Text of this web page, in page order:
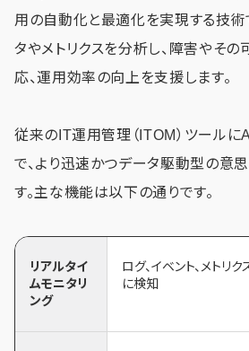
用の自動化と最適化を実現する技術
タやメトリクスを分析し、障害やそ
応、運用効率の向上を支援します。
従来のIT運用管理（ITOM）ツールに
で、より迅速かつデータ駆動型の意
す。主な機能は以下の通りです。
リアルタイ
ムモニタリ
ング
ログ、イベント、メトリ
に検知